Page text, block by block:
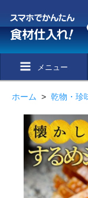
メニュー
ホーム > 乾物・珍